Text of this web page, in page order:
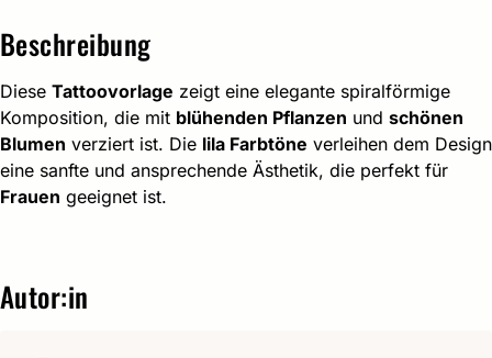
Beschreibung
Diese Tattoovorlage zeigt eine elegante spiralförmige
Komposition, die mit blühenden Pflanzen und schönen
Blumen verziert ist. Die lila Farbtöne verleihen dem Design
eine sanfte und ansprechende Ästhetik, die perfekt für
Frauen geeignet ist.
Autor:in